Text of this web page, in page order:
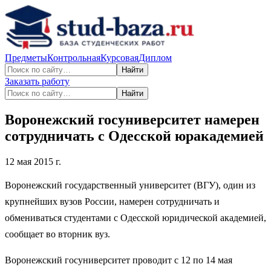
ПредметыКонтрольнаяКурсоваяДиплом
Найти
Заказать работу
Найти
Воронежский госуниверситет намерен
сотрудничать с Одесской юракадемией
12 мая 2015 г.
Воронежский государственный университет (ВГУ), один из
крупнейших вузов России, намерен сотрудничать и
обмениваться студентами с Одесской юридической академией,
сообщает во вторник вуз.
Воронежский госуниверситет проводит с 12 по 14 мая